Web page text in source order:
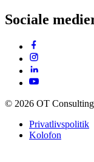
Sociale
© 2026 OT
Privatlivspolitik
Kolofon